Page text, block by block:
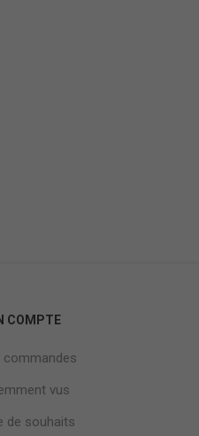
COMPTE
commandes
vus
de souhaits